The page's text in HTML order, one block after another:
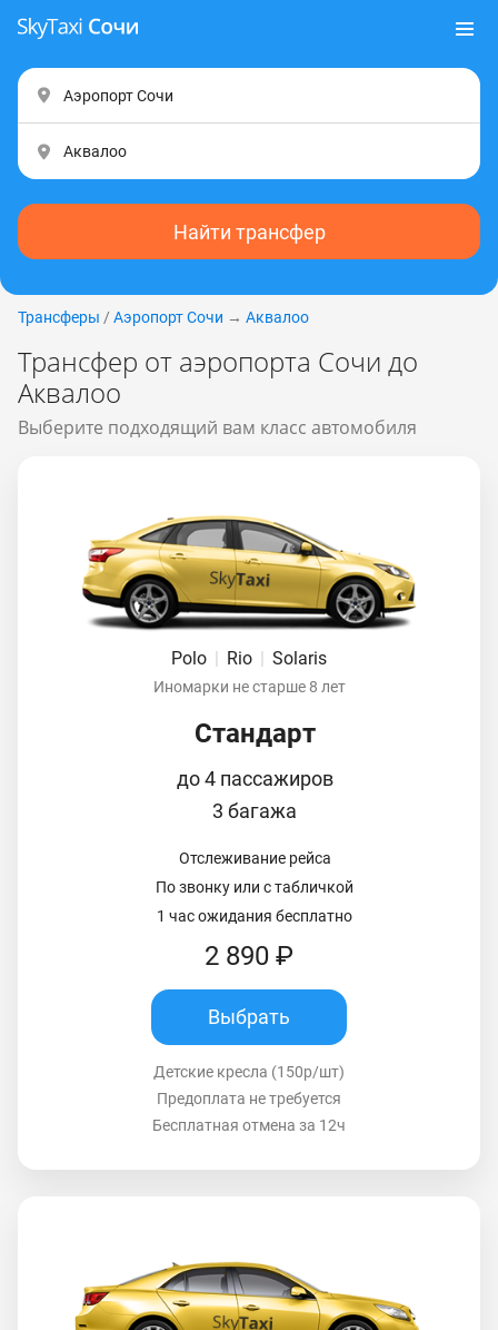
Найти трансфер
Трансферы / Аэропорт Сочи → Аквалоо
Трансфер от аэропорта Сочи до
Аквалоо
Выберите подходящий вам класс автомобиля
Polo | Rio | Solaris
Иномарки не старше 8 лет
Стандарт
до 4 пассажиров
3 багажа
Отслеживание рейса
По звонку или с табличкой
1 час ожидания бесплатно
2 890 ₽
Выбрать
Детские кресла (150р/шт)
Предоплата не требуется
Бесплатная отмена за 12ч